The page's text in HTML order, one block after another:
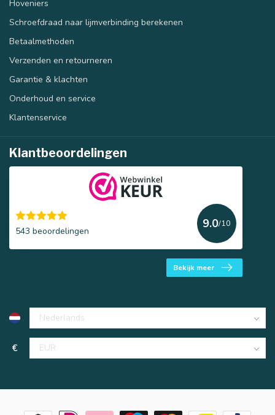
Hoveniers
Schroefdraad naar lijmverbinding berekenen
Betaalmethoden
Verzenden en retourneren
Garantie & klachten
Onderhoud en service
Klantenservice
Klantbeoordelingen
543 beoordelingen
9.0/10
Bekijk meer
€